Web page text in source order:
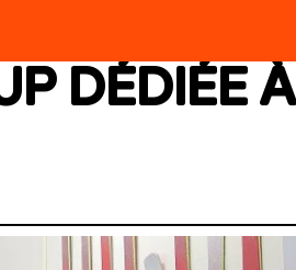
PEAUXDÉDIÉE